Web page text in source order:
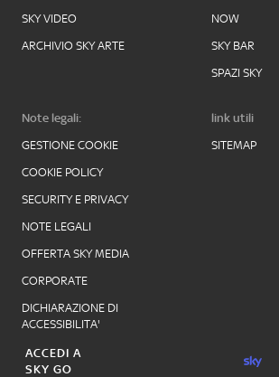
SKY VIDEO
ARCHIVIO SKY ARTE
NOW
SKY BAR
SPAZI SKY
Note legali:
GESTIONE COOKIE
COOKIE POLICY
SECURITY E PRIVACY
NOTE LEGALI
OFFERTA SKY MEDIA
CORPORATE
DICHIARAZIONE DI
ACCESSIBILITA'
link utili
SITEMAP
ACCEDI A
SKY GO